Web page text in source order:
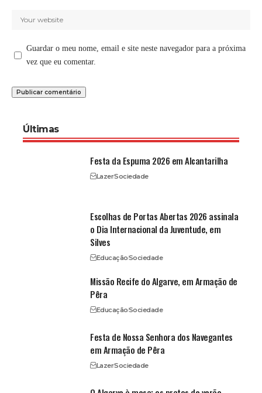
Guardar o meu nome, email e site neste navegador para a próxima
vez que eu comentar.
Últimas
Festa da Espuma 2026 em Alcantarilha
LazerSociedade
Escolhas de Portas Abertas 2026 assinala
o Dia Internacional da Juventude, em
Silves
EducaçãoSociedade
Missão Recife do Algarve, em Armação de
Pêra
EducaçãoSociedade
Festa de Nossa Senhora dos Navegantes
em Armação de Pêra
LazerSociedade